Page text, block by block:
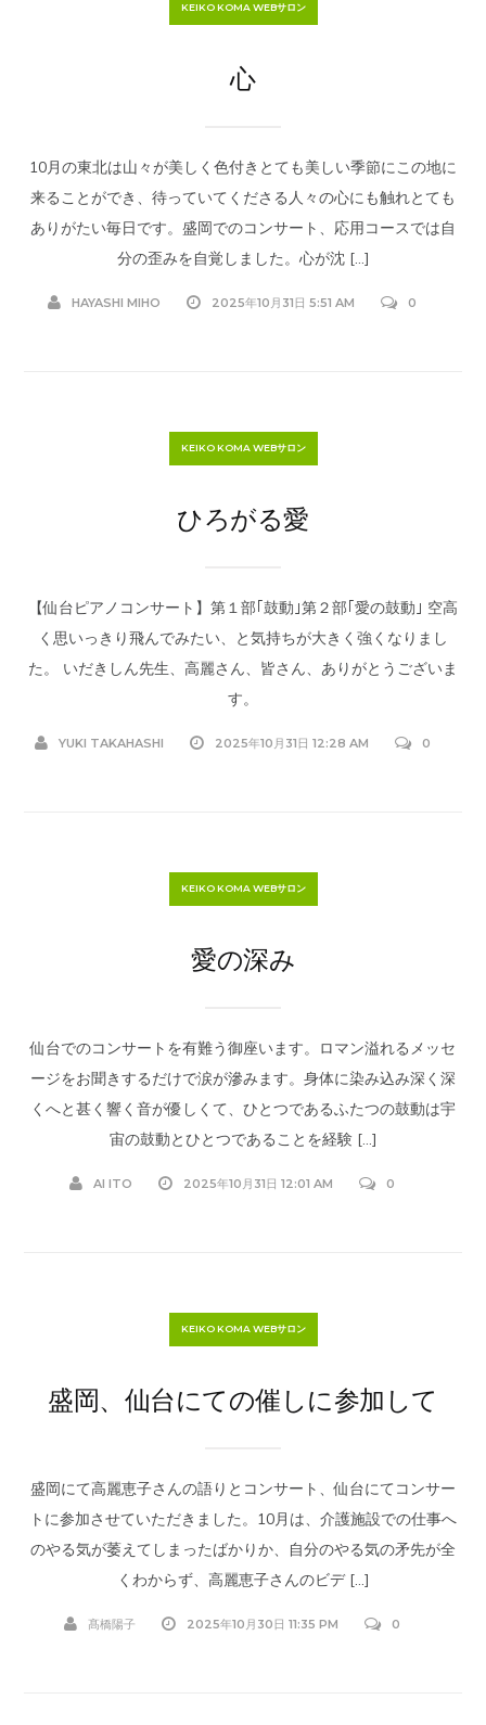
KEIKO KOMA WEBサロン
心
10月の東北は山々が美しく色付きとても美しい季節にこの地に
来ることができ、待っていてくださる人々の心にも触れとても
ありがたい毎日です。盛岡でのコンサート、応用コースでは自
分の歪みを自覚しました。心が沈 […]
HAYASHI MIHO 2025年10月31日 5:51 AM 0
KEIKO KOMA WEBサロン
ひろがる愛
【仙台ピアノコンサート】第１部｢鼓動｣第２部｢愛の鼓動｣ 空高
く思いっきり飛んでみたい、と気持ちが大きく強くなりまし
た。 いだきしん先生、高麗さん、皆さん、ありがとうございま
す。
YUKI TAKAHASHI 2025年10月31日 12:28 AM 0
KEIKO KOMA WEBサロン
愛の深み
仙台でのコンサートを有難う御座います。ロマン溢れるメッセ
ージをお聞きするだけで涙が滲みます。身体に染み込み深く深
くへと甚く響く音が優しくて、ひとつであるふたつの鼓動は宇
宙の鼓動とひとつであることを経験 […]
AI ITO 2025年10月31日 12:01 AM 0
KEIKO KOMA WEBサロン
盛岡、仙台にての催しに参加して
盛岡にて高麗恵子さんの語りとコンサート、仙台にてコンサー
トに参加させていただきました。10月は、介護施設での仕事へ
のやる気が萎えてしまったばかりか、自分のやる気の矛先が全
くわからず、高麗恵子さんのビデ […]
髙橋陽子 2025年10月30日 11:35 PM 0